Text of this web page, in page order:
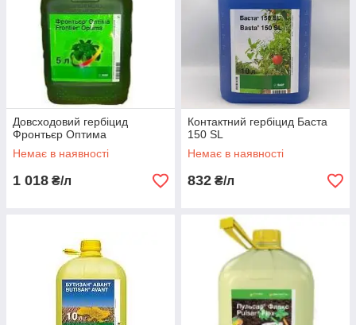
Довсходовий гербіцид
Фронтьєр Оптима
Немає в наявності
1 018 ₴/л
Контактний гербіцид Баста
150 SL
Немає в наявності
832 ₴/л